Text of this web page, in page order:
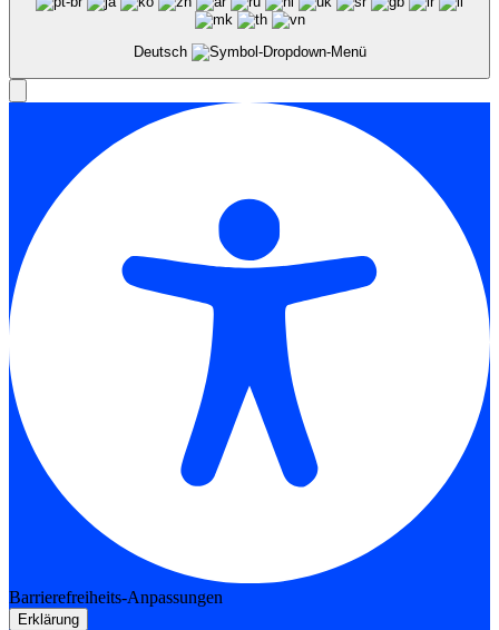
Deutsch
Barrierefreiheits-Anpassungen
Erklärung